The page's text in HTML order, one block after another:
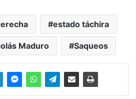
estado táchira
Maduro Saqueos